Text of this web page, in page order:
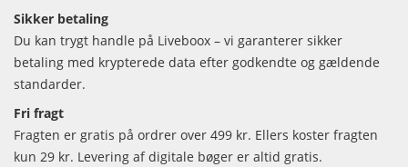
Sikker betaling
Du kan trygt handle på Liveboox – vi garanterer sikker
betaling med krypterede data efter godkendte og gældende
standarder.
Fri fragt
Fragten er gratis på ordrer over 499 kr. Ellers koster fragten
kun 29 kr. Levering af digitale bøger er altid gratis.